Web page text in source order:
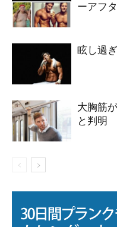
ーアフ
眩し過
大胸筋
と判明